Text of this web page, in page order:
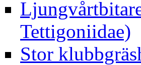
Tettigoniidae)
Stor